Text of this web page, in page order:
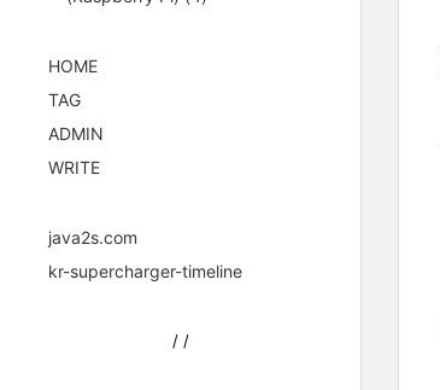
HOME
TAG
ADMIN
WRITE
java2s.com
kr-supercharger-timeline
/ /